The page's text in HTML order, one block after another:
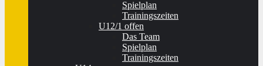
Spielplan
Trainingszeiten
U12/1 offen
Das Team
Spielplan
Trainingszeiten